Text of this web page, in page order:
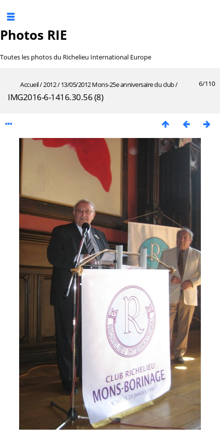
Photos RIE
Toutes les photos du Richelieu International Europe
6/110
Accueil/2012/13/05/2012 Mons-25e anniversaire du club/
IMG2016-6-1416.30.56 (8)